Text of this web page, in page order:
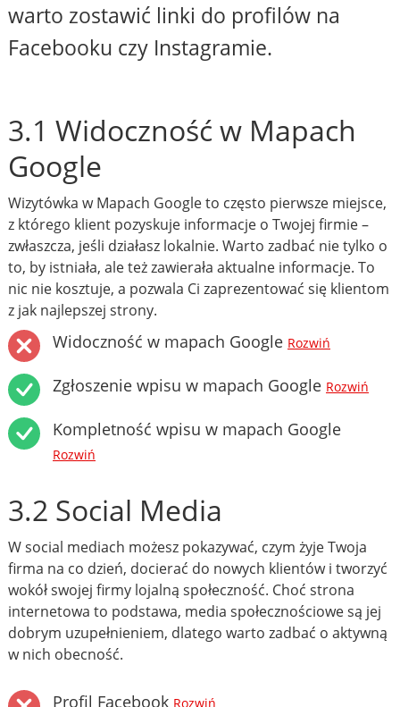
warto zostawić linki do profilów na
Facebooku czy Instagramie.
3.1 Widoczność w Mapach
Google
Wizytówka w Mapach Google to często pierwsze miejsce,
z którego klient pozyskuje informacje o Twojej firmie –
zwłaszcza, jeśli działasz lokalnie. Warto zadbać nie tylko o
to, by istniała, ale też zawierała aktualne informacje. To
nic nie kosztuje, a pozwala Ci zaprezentować się klientom
z jak najlepszej strony.
Widoczność w mapach Google Rozwiń
Zgłoszenie wpisu w mapach Google Rozwiń
Kompletność wpisu w mapach Google
Rozwiń
3.2 Social Media
W social mediach możesz pokazywać, czym żyje Twoja
firma na co dzień, docierać do nowych klientów i tworzyć
wokół swojej firmy lojalną społeczność. Choć strona
internetowa to podstawa, media społecznościowe są jej
dobrym uzupełnieniem, dlatego warto zadbać o aktywną
w nich obecność.
Profil Facebook